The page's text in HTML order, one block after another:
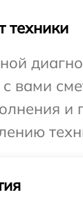
техники
вами
и